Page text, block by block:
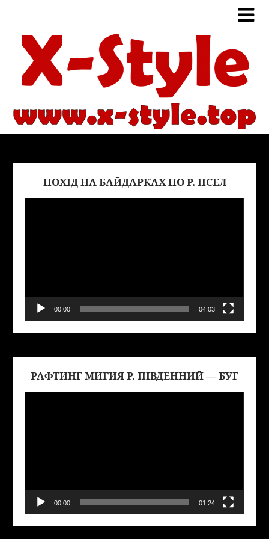
ПОХІД НА БАЙДАРКАХ ПО Р. ПСЕЛ
00:00 04:03
РАФТИНГ МИГИЯ Р. ПІВДЕННИЙ — БУГ
00:00 01:24